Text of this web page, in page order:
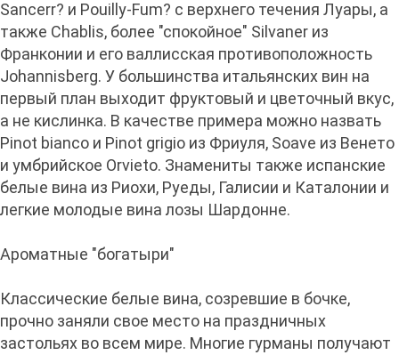
Sancerr? и Pouilly-Fum? с верхнего течения Луары, а
также Chablis, более "спокойное" Silvaner из
Франконии и его валлисская противоположность
Johannisberg. У большинства итальянских вин на
первый план выходит фруктовый и цветочный вкус,
а не кислинка. В качестве примера можно назвать
Pinot bianco и Pinot grigio из Фриуля, Soave из Венето
и умбрийское Orvieto. Знамениты также испанские
белые вина из Риохи, Руеды, Галисии и Каталонии и
легкие молодые вина лозы Шардонне.
Ароматные "богатыри"
Классические белые вина, созревшие в бочке,
прочно заняли свое место на праздничных
застольях во всем мире. Многие гурманы получают